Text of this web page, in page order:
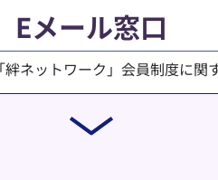
Eメール窓口
ネットワーク」会員制度に関